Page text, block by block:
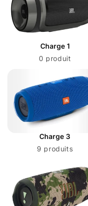
Charge 1
0 produit
Charge 3
9 produits